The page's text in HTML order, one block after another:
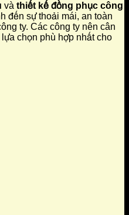
và thiết kế đồng phục công
đến sự thoải mái, an toàn
ty. Các công ty nên cân
chọn phù hợp nhất cho